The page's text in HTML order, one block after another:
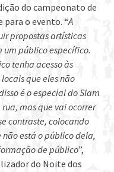
do campeonato de
para o evento. “A
propostas artísticas
um público específico.
tenha acesso às
que eles não
é o especial do Slam
mas que vai ocorrer
contraste, colocando
está o público dela,
de público”,
do Noite dos